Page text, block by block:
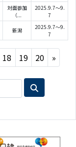
対面参加
（...
2025.9.7～9.
7
新潟
2025.9.7～9.
7
18 19 20 »Next